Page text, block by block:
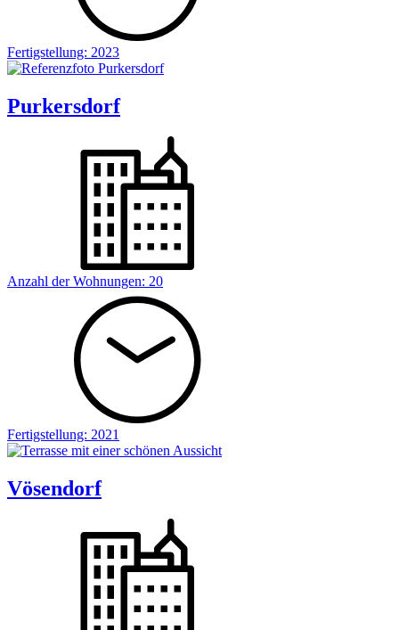
Fertigstellung: 2023
Purkersdorf
Anzahl der Wohnungen: 20
Fertigstellung: 2021
Vösendorf